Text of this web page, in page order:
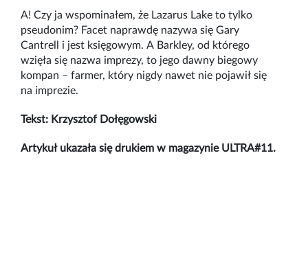
A! Czy ja wspominałem, że Lazarus Lake to tylko
pseudonim? Facet naprawdę nazywa się Gary
Cantrell i jest księgowym. A Barkley, od którego
wzięła się nazwa imprezy, to jego dawny biegowy
kompan – farmer, który nigdy nawet nie pojawił się
na imprezie.
Tekst: Krzysztof Dołęgowski
Artykuł ukazała się drukiem w magazynie ULTRA#11.